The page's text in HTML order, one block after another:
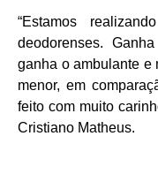
“Estamos
deodorenses.
ganha o ambulante e
menor, em
feito com muito
Cristiano Matheus.